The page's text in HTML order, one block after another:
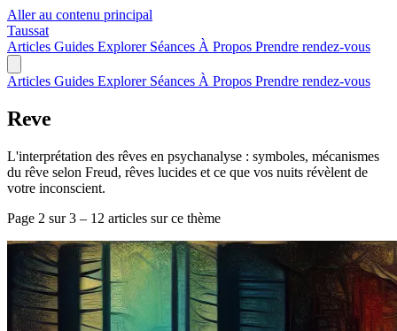
Aller au contenu principal
Taussat
Articles Guides Explorer Séances À Propos Prendre rendez-vous
Articles Guides Explorer Séances À Propos Prendre rendez-vous
Reve
L'interprétation des rêves en psychanalyse : symboles, mécanismes
du rêve selon Freud, rêves lucides et ce que vos nuits révèlent de
votre inconscient.
Page 2 sur 3 – 12 articles sur ce thème